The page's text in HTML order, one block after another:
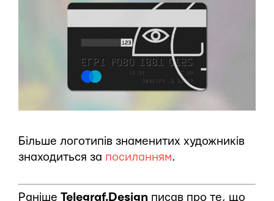
Більше логотипів знаменитих художників
знаходиться за посиланням.
Раніше Telegraf.Design писав про те, що